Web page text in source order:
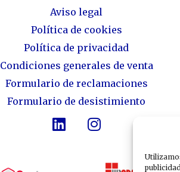
Aviso legal
Política de cookies
Política de privacidad
Condiciones generales de venta
Formulario de reclamaciones
Formulario de desistimiento